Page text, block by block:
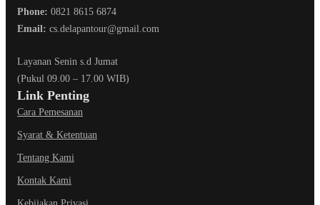
Phone: 0821 8615 6874
Email: cs.delapantour@gmail.com
Layanan Senin s.d Jumat
(Pukul 09.00 – 17.00 WIB)
Link Penting
Cara Pemesanan
Syarat & Ketentuan
Tentang Kami
Kontak Kami